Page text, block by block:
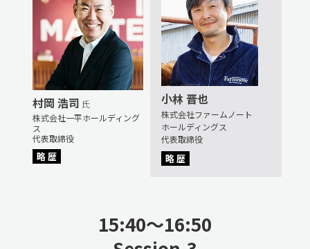
村岡 浩司 氏
株式会社一平ホールディング
ス
代表取締役
略 歴
小林 晋也
株式会社ファームノート
ホールディングス
代表取締役
略 歴
15:40〜16:50